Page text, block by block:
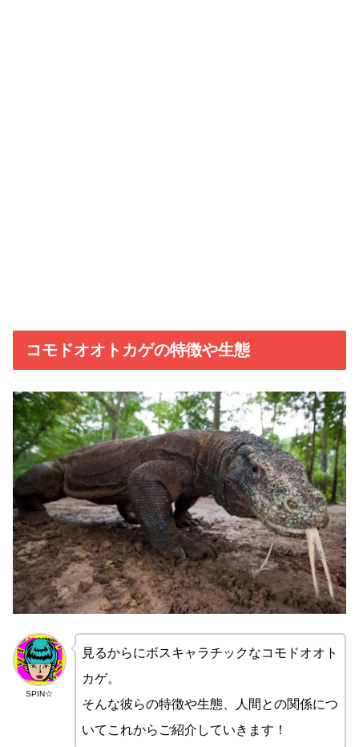
コモドオオトカゲの特徴や生態
SPIN☆
見るからにボスキャラチックなコモドオオト
カゲ。
そんな彼らの特徴や生態、人間との関係につ
いてこれからご紹介していきます！